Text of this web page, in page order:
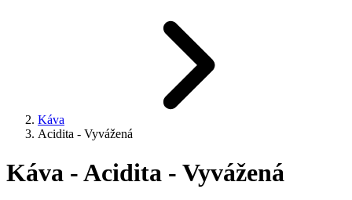
Káva
Acidita - Vyvážená
Káva - Acidita - Vyvážená